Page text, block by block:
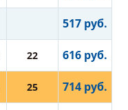
517 руб.
22 616 руб.
25 714 руб.